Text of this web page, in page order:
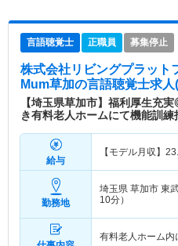
言語聴覚士 正職員 募集停止
株式会社リビングプラット
Mum草加の言語聴覚士求人
【埼玉県草加市】福利厚生充
き有料老人ホームにて機能訓練
給与
【モデル月収】
勤務地
埼玉県 草加市 東
10分）
有料老人ホーム内